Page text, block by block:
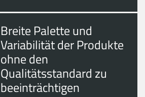
Breite Palette und
Variabilität der Produkte
ohne den
Qualitätsstandard zu
beeinträchtigen